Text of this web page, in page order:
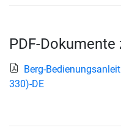
PDF-
Berg-
330)-DE